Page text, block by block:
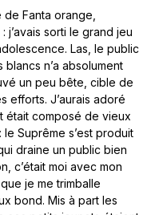
Fanta orange,
j’avais sorti le grand jeu
Las, le public
n’a absolument
un peu bête, cible de
efforts. J’aurais adoré
était composé de vieux
Suprême s’est produit
draine un public bien
c’était moi avec mon
je me trimballe
bond. Mis à part les